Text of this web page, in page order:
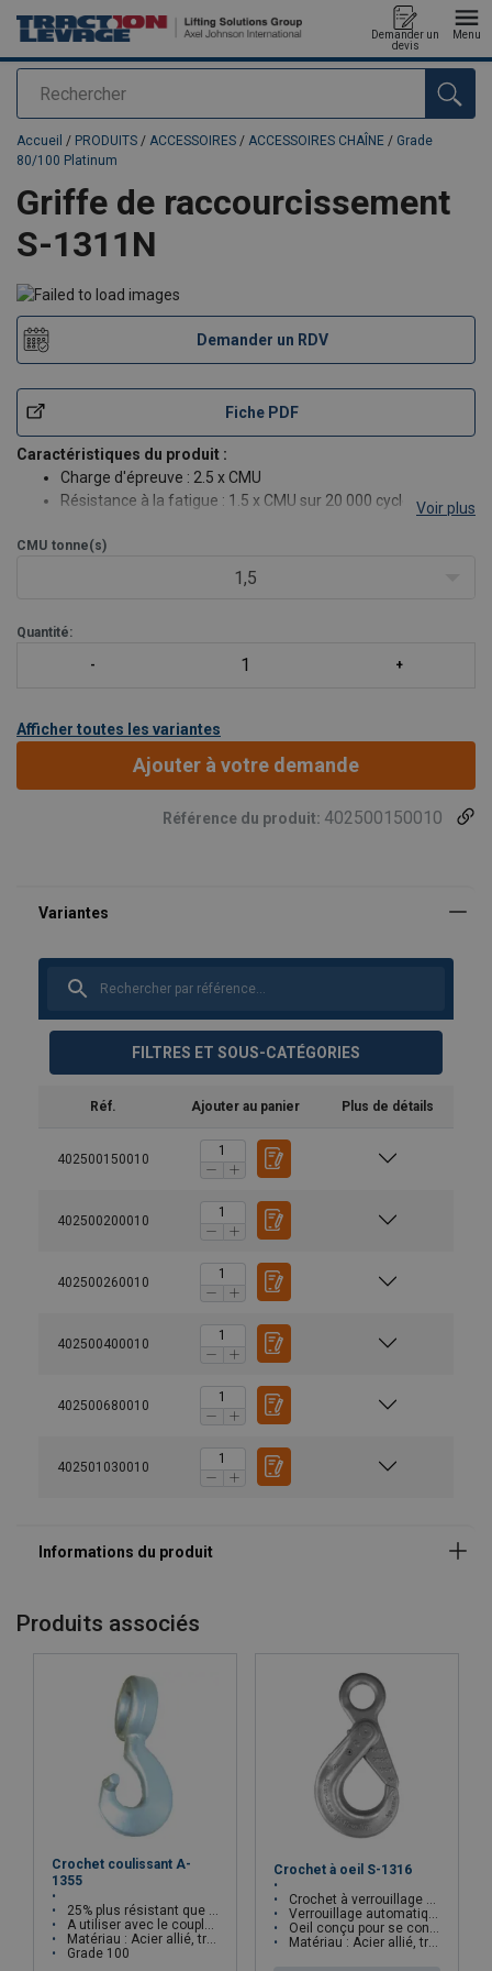
Rechercher
Demander un
devis
Menu
Ajouté au panier
Accueil / PRODUITS / ACCESSOIRES / ACCESSOIRES CHAÎNE / Grade
80/100 Platinum
Griffe de raccourcissement
S-1311N
Demander un RDV
Fiche PDF
Caractéristiques du produit :
Charge d'épreuve : 2.5 x CMU
Résistance à la fatigue : 1.5 x CMU sur 20 000 cycles
et en grade 100
Le système de verrouillage de chaîne à ressort maintient la
Voir plus
CMU tonne(s)
1,5
Quantité:
Afficher toutes les variantes
Ajouter à votre demande
Référence du produit: 402500150010
FILTRES ET SOUS-CATÉGORIES
Réf. Ajouter au panier Plus de détails
402500150010
402500200010
402500260010
402500400010
402500680010
402501030010
Marquage:
Produits associés
Crochet coulissant A-
1355
25% plus résistant que le grade 80
A utiliser avec le coupleur S-1325
Matériau : Acier allié, trempé et revenu
Grade 100
Crochet à oeil S-1316
Crochet à verrouillage automatique
Verrouillage automatique quand le crochet est chargé
Oeil conçu pour se connecter au S-1325
Matériau : Acier allié, trempé et revenu